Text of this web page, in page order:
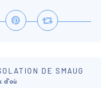
DE SMAUG
d'où